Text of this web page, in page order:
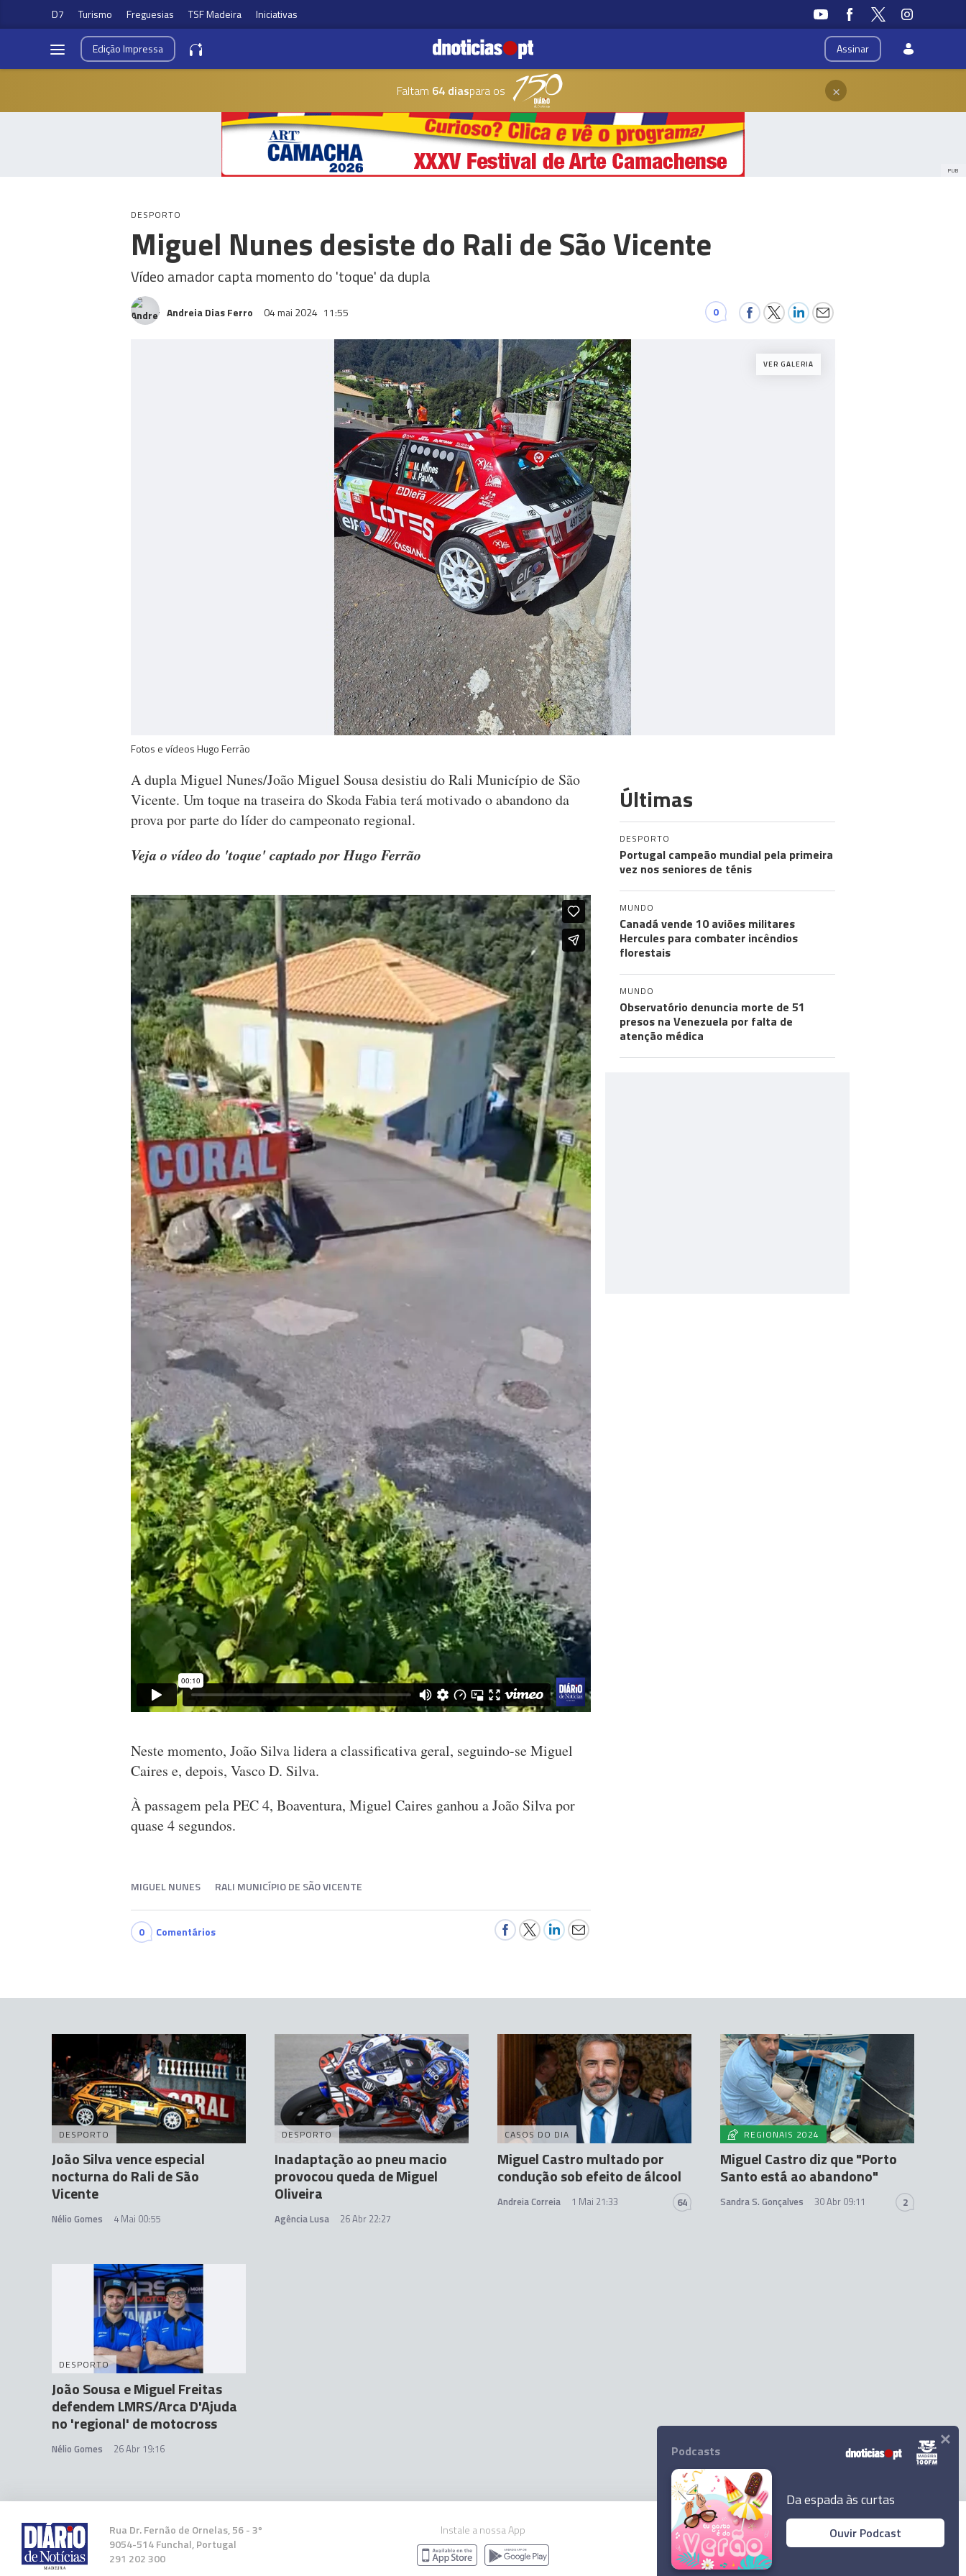
D7 Turismo Freguesias TSF Madeira Iniciativas
Assinar
EdiçãoImpressa
Faltam 64 diaspara os ×
PUB
DESPORTO
Miguel Nunes desiste do Rali de São Vicente
Vídeo amador capta momento do 'toque' da dupla
Andreia Dias Ferro 04 mai 2024 11:55 0
VER GALERIA
Fotos e vídeos Hugo Ferrão
A dupla Miguel Nunes/João Miguel Sousa desistiu do Rali Município de São
Vicente. Um toque na traseira do Skoda Fabia terá motivado o abandono da
prova por parte do líder do campeonato regional.
Veja o vídeo do 'toque' captado por Hugo Ferrão
Neste momento, João Silva lidera a classificativa geral, seguindo-se Miguel
Caires e, depois, Vasco D. Silva.
À passagem pela PEC 4, Boaventura, Miguel Caires ganhou a João Silva por
quase 4 segundos.
MIGUEL NUNES RALI MUNICÍPIO DE SÃO VICENTE
0 Comentários
Últimas
DESPORTO
Portugal campeão mundial pela primeira
vez nos seniores de ténis
MUNDO
Canadá vende 10 aviões militares
Hercules para combater incêndios
florestais
MUNDO
Observatório denuncia morte de 51
presos na Venezuela por falta de
atenção médica
DESPORTO
João Silva vence especial
nocturna do Rali de São
Vicente
Nélio Gomes 4 Mai 00:55
DESPORTO
Inadaptação ao pneu macio
provocou queda de Miguel
Oliveira
Agência Lusa 26 Abr 22:27
CASOS DO DIA
Miguel Castro multado por
condução sob efeito de álcool
Andreia Correia 1 Mai 21:33 64
REGIONAIS 2024
Miguel Castro diz que "Porto
Santo está ao abandono"
Sandra S. Gonçalves 30 Abr 09:11 2
DESPORTO
João Sousa e Miguel Freitas
defendem LMRS/Arca D'Ajuda
no 'regional' de motocross
Nélio Gomes 26 Abr 19:16
Rua Dr. Fernão de Ornelas, 56 - 3º
9054-514 Funchal, Portugal
291 202 300
Instale a nossa App
© 2024 Empresa Diário de Notícias, Lda.
Podcasts
Da espada às curtas
Ouvir Podcast
×